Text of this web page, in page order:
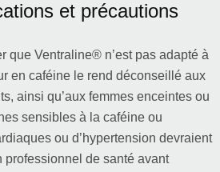
et précautions
que Ventraline® n’est pas adapté à
en caféine le rend déconseillé aux
ainsi qu’aux femmes enceintes ou
sensibles à la caféine ou
ou d’hypertension devraient
professionnel de santé avant